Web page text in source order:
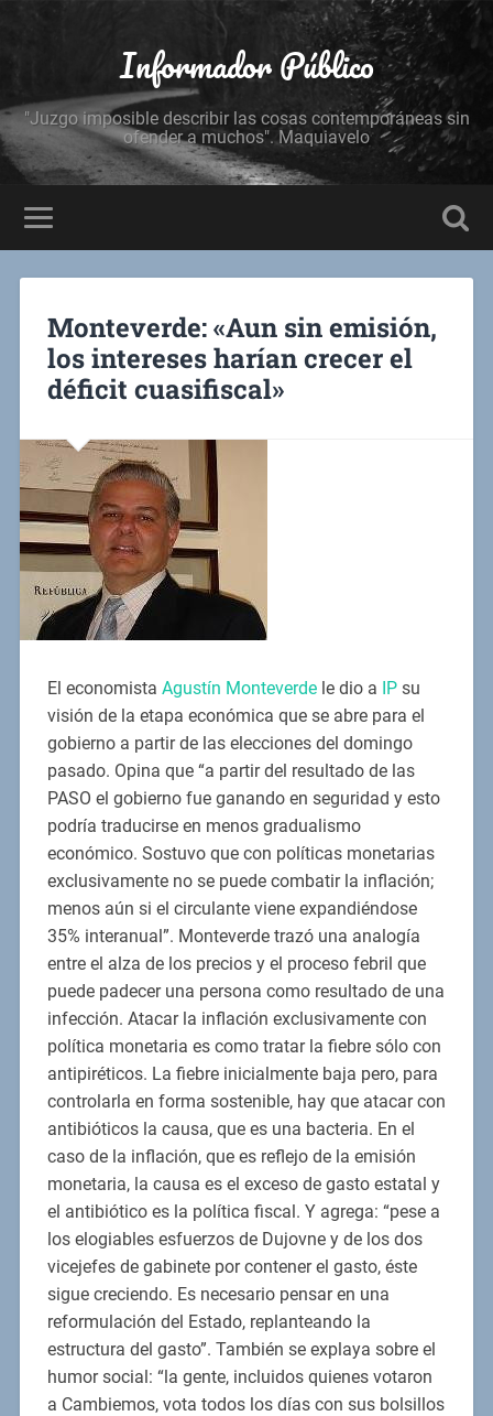
Informador Público
"Juzgo imposible describir las cosas contemporáneas sin
ofender a muchos". Maquiavelo
Monteverde: «Aun sin emisión,
los intereses harían crecer el
déficit cuasifiscal»
El economista Agustín Monteverdele dio a IPsu
visión de la etapa económica que se abre para el
gobierno a partir de las elecciones del domingo
pasado. Opina que “a partir del resultado de las
PASO el gobierno fue ganando en seguridad y esto
podría traducirse en menos gradualismo
económico. Sostuvo que con políticas monetarias
exclusivamente no se puede combatir la inflación;
menos aún si el circulante viene expandiéndose
35% interanual”. Monteverde trazó una analogía
entre el alza de los precios y el proceso febril que
puede padecer una persona como resultado de una
infección. Atacar la inflación exclusivamente con
política monetaria es como tratar la fiebre sólo con
antipiréticos. La fiebre inicialmente baja pero, para
controlarla en forma sostenible, hay que atacar con
antibióticos la causa, que es una bacteria. En el
caso de la inflación, que es reflejo de la emisión
monetaria, la causa es el exceso de gasto estatal y
el antibiótico es la política fiscal. Y agrega: “pese a
los elogiables esfuerzos de Dujovne y de los dos
vicejefes de gabinete por contener el gasto, éste
sigue creciendo. Es necesario pensar en una
reformulación del Estado, replanteando la
estructura del gasto”. También se explaya sobre el
humor social: “la gente, incluidos quienes votaron
a Cambiemos, vota todos los días con sus bolsillos